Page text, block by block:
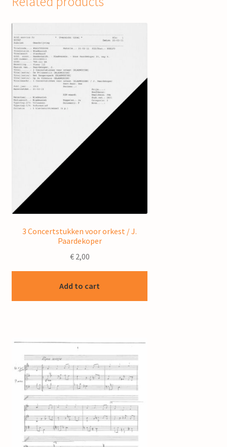
3 Concertstukken voor orkest / J.
Paardekoper
€2,00
Add to cart